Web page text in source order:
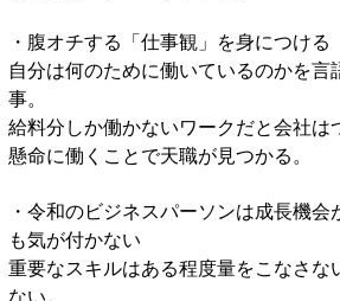
・腹オチする「仕事観」を身につける
自分は何のために働いているのかを言
事。
給料分しか働かないワークだと会社は
懸命に働くことで天職が見つかる。
・令和のビジネスパーソンは成長機
も気が付かない
重要なスキルはある程度量をこなさな